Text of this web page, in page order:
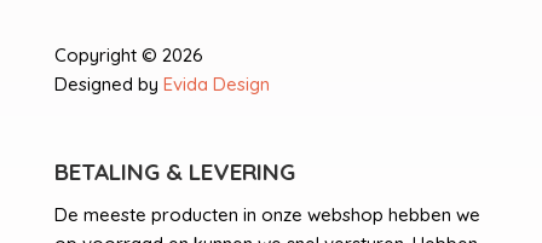
Copyright © 2026
Designed by Evida Design
BETALING & LEVERING
De meeste producten in onze webshop hebben we